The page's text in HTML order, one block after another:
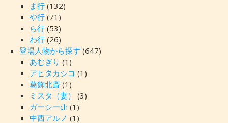
ま行(132)
や行(71)
ら行(53)
わ行(26)
登場人物から探す (647)
あむぎり (1)
アヒタカシコ (1)
葛飾北斎(1)
ミスタ（妻）
(3)
ガーシーch (1)
中西アルノ (1)